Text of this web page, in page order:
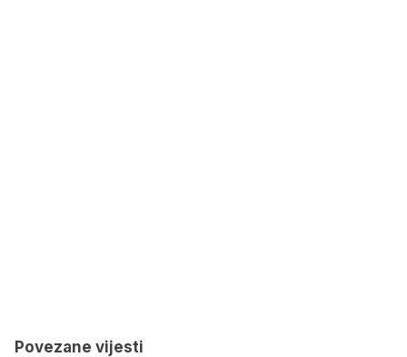
Povezane vijesti